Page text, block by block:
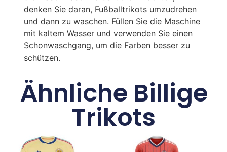
denken Sie daran, Fußballtrikots umzudrehen
und dann zu waschen. Füllen Sie die Maschine
mit kaltem Wasser und verwenden Sie einen
Schonwaschgang, um die Farben besser zu
schützen.
Ähnliche Billige
Trikots